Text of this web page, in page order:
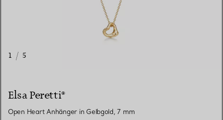
1 / 5
Elsa Peretti®
Open Heart Anhänger in Gelbgold, 7 mm